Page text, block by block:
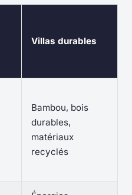
Villas durables
Bambou, bois
durables,
matériaux
recyclés